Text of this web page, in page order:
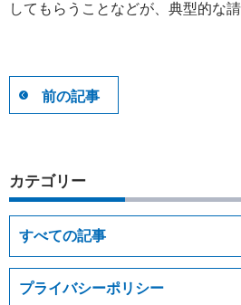
してもらうことなどが、典型的な
前の記事
カテゴリー
すべての記事
プライバシーポリシー